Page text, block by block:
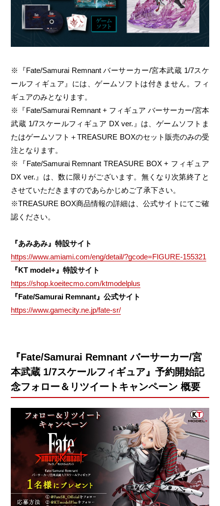
※『Fate/Samurai Remnant バーサーカー/宮本武蔵 1/7スケ
ールフィギュア』には、ゲームソフトは付きません。フィ
ギュアのみとなります。
※『Fate/Samurai Remnant + フィギュア バーサーカー/宮本
武蔵 1/7スケールフィギュア DX ver.』は、ゲームソフトま
たはゲームソフト＋TREASURE BOXのセット販売のみの受
注となります。
※『Fate/Samurai Remnant TREASURE BOX + フィギュア
DX ver.』は、数に限りがございます。無くなり次第終了と
させていただきますのであらかじめご了承下さい。
※TREASURE BOX商品情報の詳細は、公式サイトにてご確
認ください。
『あみあみ』特設サイト
https://www.amiami.com/eng/detail/?gcode=FIGURE-155321
『KT model+』特設サイト
https://shop.koeitecmo.com/ktmodelplus
『Fate/Samurai Remnant』公式サイト
https://www.gamecity.ne.jp/fate-sr/
『Fate/Samurai Remnant バーサーカー/宮
本武蔵 1/7スケールフィギュア』予約開始記
念フォロー＆リツイートキャンペーン 概要